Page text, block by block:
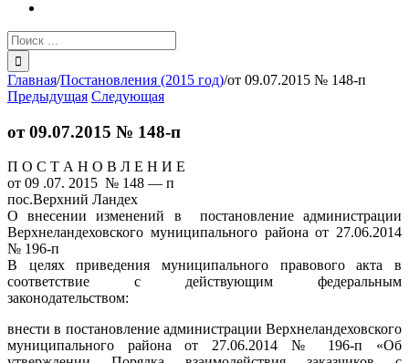
Результат
поиска:
Главная/Постановления (2015 год)/от 09.07.2015 № 148-п
Предыдущая Следующая
от 09.07.2015 № 148-п
П О С Т А Н О В Л Е Н И Е
от 09 .07. 2015 № 148 — п
пос.Верхний Ландех
О внесении изменений в постановление администрации
Верхнеландеховского муниципального района от 27.06.2014
№ 196-п
В целях приведения муниципального правового акта в
соответствие с действующим федеральным
законодательством:
внести в постановление администрации Верхнеландеховского
муниципального района от 27.06.2014 № 196-п «Об